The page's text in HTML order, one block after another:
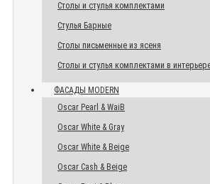
Столы и стулья комплектами
Стулья Барные
Столы письменные из ясеня
Столы и стулья комплектами в
ФАСАДЫ MODERN
Oscar Pearl & WaiB
Oscar White & Gray
Oscar White & Beige
Oscar Cash & Beige